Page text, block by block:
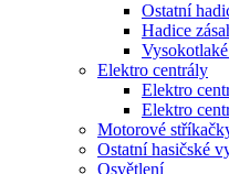
Ostatní
Hadice
Elektro centrály
Elektro
Elektro
Motorové
Ostatní hasičské
Osvětlení